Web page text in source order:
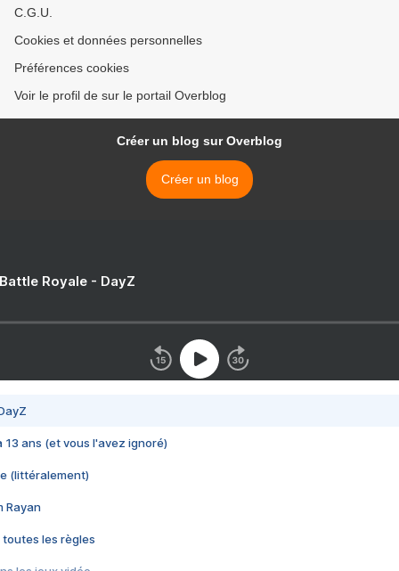
C.G.U.
Cookies et données personnelles
Préférences cookies
Voir le profil de sur le portail Overblog
Créer un blog sur Overblog
Créer un blog
Royale - DayZ
13 ans (et vous l'avez ignoré)
(littéralement)
Rayan
toutes les règles